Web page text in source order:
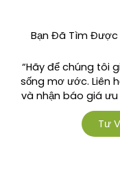
Bạn Đã Tìm Được
“Hãy để chúng tôi
sống mơ ước. Liên
và nhận báo giá
Tư